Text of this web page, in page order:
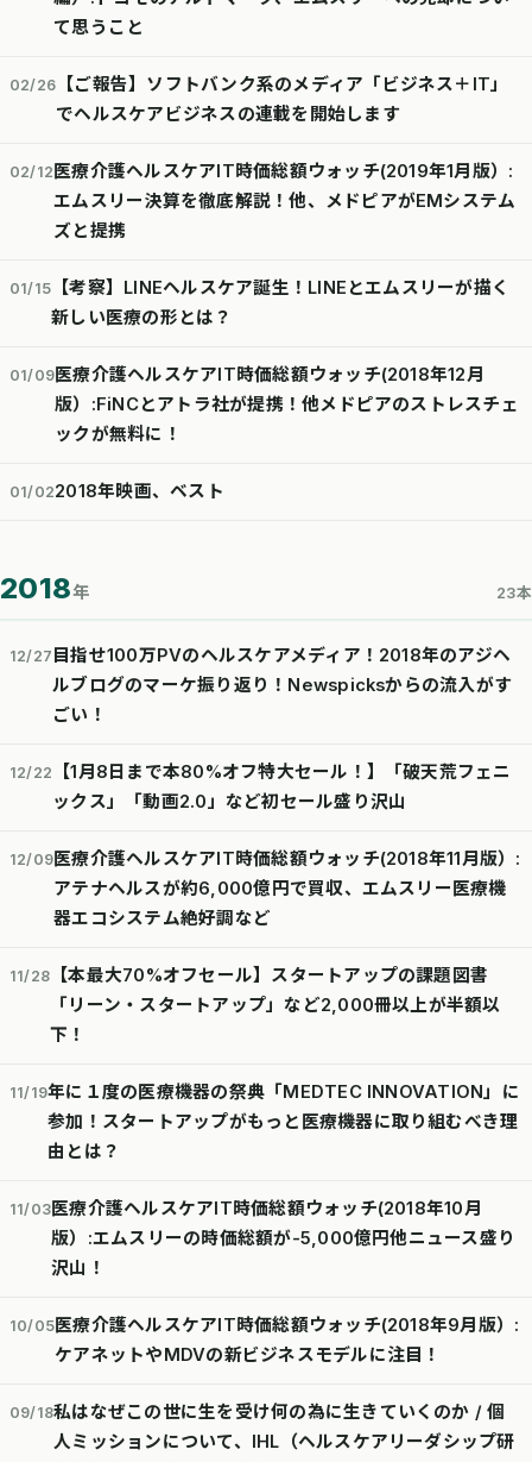
て思うこと
02/26
【ご報告】ソフトバンク系のメディア「ビジネス＋IT」
でヘルスケアビジネスの連載を開始します
02/12医療介護ヘルスケアIT時価総額ウォッチ(2019年1月版）:
エムスリー決算を徹底解説！他、メドピアがEMシステム
ズと提携
01/15
【考察】LINEヘルスケア誕生！LINEとエムスリーが描く
新しい医療の形とは？
01/09医療介護ヘルスケアIT時価総額ウォッチ(2018年12月
版）:FiNCとアトラ社が提携！他メドピアのストレスチェ
ックが無料に！
01/022018年映画、ベスト
2018年 23本
12/27 目指せ100万PVのヘルスケアメディア！2018年のアジヘ
ルブログのマーケ振り返り！Newspicksからの流入がす
ごい！
12/22
【1月8日まで本80%オフ特大セール！】「破天荒フェニ
ックス」「動画2.0」など初セール盛り沢山
12/09医療介護ヘルスケアIT時価総額ウォッチ(2018年11月版）:
アテナヘルスが約6,000億円で買収、エムスリー医療機
器エコシステム絶好調など
11/28
【本最大70%オフセール】スタートアップの課題図書
「リーン・スタートアップ」など2,000冊以上が半額以
下！
11/19年に１度の医療機器の祭典「MEDTEC INNOVATION」に
参加！スタートアップがもっと医療機器に取り組むべき理
由とは？
11/03医療介護ヘルスケアIT時価総額ウォッチ(2018年10月
版）:エムスリーの時価総額が-5,000億円他ニュース盛り
沢山！
10/05医療介護ヘルスケアIT時価総額ウォッチ(2018年9月版）:
ケアネットやMDVの新ビジネスモデルに注目！
09/18私はなぜこの世に生を受け何の為に生きていくのか / 個
人ミッションについて、IHL（ヘルスケアリーダシップ研